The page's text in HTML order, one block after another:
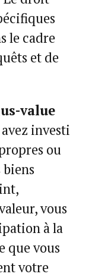
le cadre
et de
value
investi
ou
biens
vous
à la
que vous
votre